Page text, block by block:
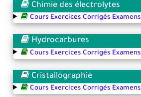
Chimie des électrolytes
Cours Exercices Corrigés Examens
Hydrocarbures
Cours Exercices Corrigés Examens
Cristallographie
Cours Exercices Corrigés Examens